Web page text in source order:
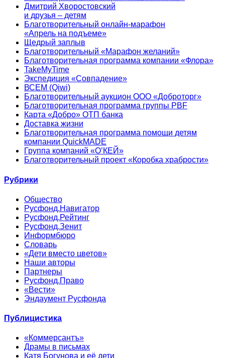
Дмитрий Хворостовский
и друзья – детям
Благотворительный онлайн‑марафон
«Апрель на подъеме»
Щедрый заплыв
Благотворительный «Марафон желаний»
Благотворительная программа компании «Флора»
TakeMyTime
Экспедиция «Совпадение»
ВСЕМ (Qiwi)
Благотворительный аукцион ООО «Доброторг»
Благотворительная программа группы PBF
Карта «Добро» ОТП банка
Доставка жизни
Благотворительная программа помощи детям
компании QuickMADE
Группа компаний «О’КЕЙ»
Благотворительный проект «Коробка храбрости»
Рубрики
Общество
Русфонд.Навигатор
Русфонд.Рейтинг
Русфонд.Зенит
Информбюро
Словарь
«Дети вместо цветов»
Наши авторы
Партнеры
Русфонд.Право
«Вести»
Эндаумент Русфонда
Публицистика
«Коммерсантъ»
Драмы в письмах
Катя Богунова и её дети